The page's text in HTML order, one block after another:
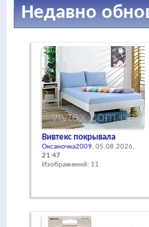
Недавно
Вивтекс покрывала
Оксаночка2009, 05.08.2026,
21:47
Изображений: 11